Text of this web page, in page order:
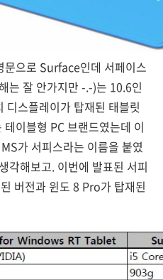
문으로 Surface인데 서페이스
는 잘 안가지만 -.-)는 10.6인
디스플레이가 탑재된 태블릿
이블형 PC 브랜드였는데 이
가 서피스라는 이름을 붙였
각해보고. 이번에 발표된 서피
버전과 윈도 8 Pro가 탑재된